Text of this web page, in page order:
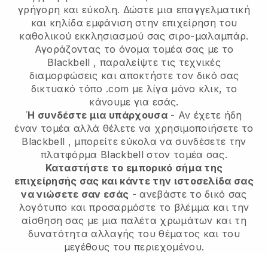
γρήγορη και εύκολη. Δώστε μια επαγγελματική
και κηλίδα εμφάνιση στην επιχείρηση του
καθολικού εκκλησιασμού σας σιρο-μαλαμπάρ.
Αγοράζοντας το όνομα τομέα σας με το
Blackbell , παραλείψτε τις τεχνικές
διαμορφώσεις και αποκτήστε τον δικό σας
δικτυακό τόπο .com με λίγα μόνο κλικ, το
κάνουμε για εσάς.
Ή συνδέστε μια υπάρχουσα- Αν έχετε ήδη
έναν τομέα αλλά θέλετε να χρησιμοποιήσετε το
Blackbell , μπορείτε εύκολα να συνδέσετε την
πλατφόρμα Blackbell στον τομέα σας.
Καταστήστε το εμπορικό σήμα της
επιχείρησής σας και κάντε την ιστοσελίδα σας
να νιώσετε σαν εσάς - ανεβάστε το δικό σας
λογότυπο και προσαρμόστε το βλέμμα και την
αίσθηση σας με μια παλέτα χρωμάτων και τη
δυνατότητα αλλαγής του θέματος και του
μεγέθους του περιεχομένου.